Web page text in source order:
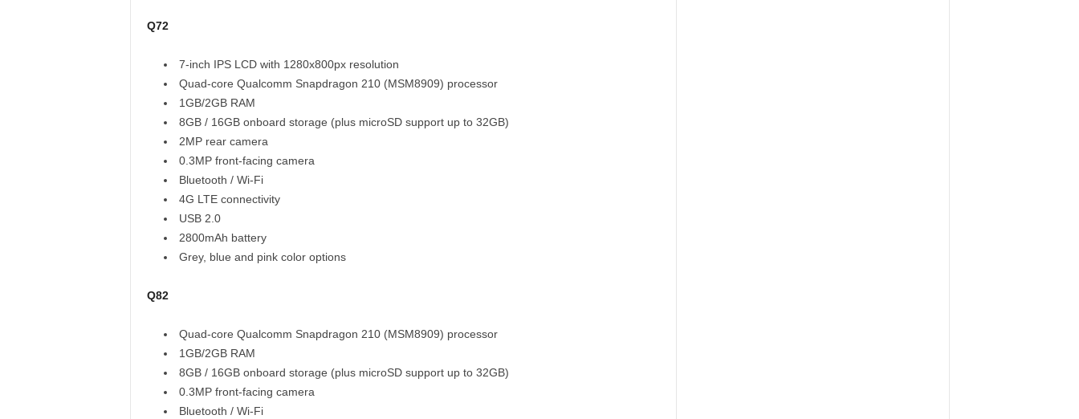
Q72
7-inch IPS LCD with 1280x800px resolution
Quad-core Qualcomm Snapdragon 210 (MSM8909) processor
1GB/2GB RAM
8GB / 16GB onboard storage (plus microSD support up to 32GB)
2MP rear camera
0.3MP front-facing camera
Bluetooth / Wi-Fi
4G LTE connectivity
USB 2.0
2800mAh battery
Grey, blue and pink color options
Q82
Quad-core Qualcomm Snapdragon 210 (MSM8909) processor
1GB/2GB RAM
8GB / 16GB onboard storage (plus microSD support up to 32GB)
0.3MP front-facing camera
Bluetooth / Wi-Fi